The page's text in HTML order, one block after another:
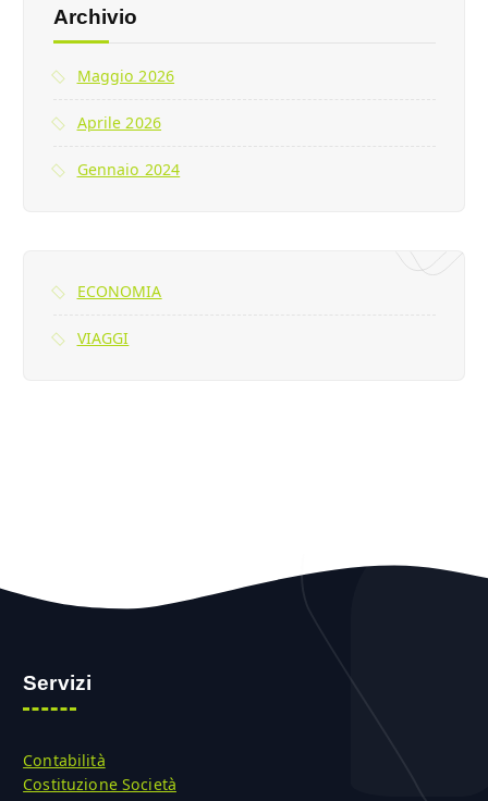
Archivio
Maggio 2026
Aprile 2026
Gennaio 2024
ECONOMIA
VIAGGI
Servizi
Contabilità
Costituzione Società